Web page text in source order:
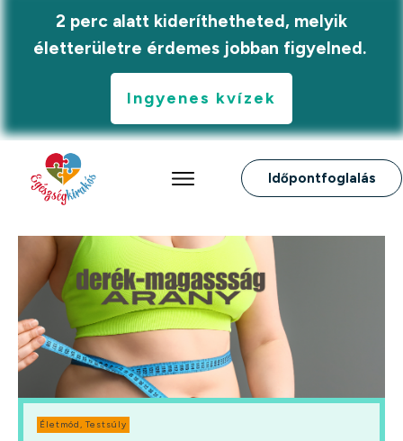
2 perc alatt kideríthetheted, melyik
életterületre érdemes jobban figyelned.
Ingyenes kvízek
Időpontfoglalás
Életmód Testsúly